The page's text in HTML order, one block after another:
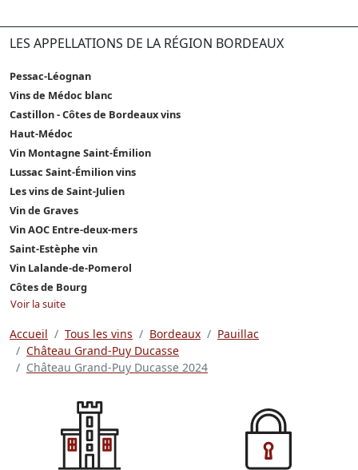
LES APPELLATIONS DE LA RÉGION BORDEAUX
Pessac-Léognan
Vins de Médoc blanc
Castillon - Côtes de Bordeaux vins
Haut-Médoc
Vin Montagne Saint-Émilion
Lussac Saint-Émilion vins
Les vins de Saint-Julien
Vin de Graves
Vin AOC Entre-deux-mers
Saint-Estèphe vin
Vin Lalande-de-Pomerol
Côtes de Bourg
Voir la suite
Accueil Tous les vins Bordeaux
Pauillac
Château Grand-Puy Ducasse
Château Grand-Puy Ducasse 2024